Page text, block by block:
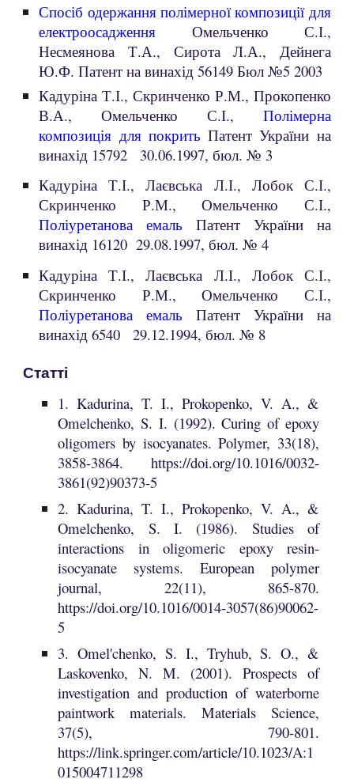
Спосіб одержання полімерної композиції для
електроосадження Омельченко С.І.,
Несмеянова Т.А., Сирота Л.А., Дейнега
Ю.Ф. Патент на винахід 56149 Бюл №5 2003
Кадуріна Т.І., Скринченко Р.М., Прокопенко
В.А., Омельченко С.І., Полімерна
композиція для покрить Патент України на
винахід 15792 30.06.1997, бюл. № 3
Кадуріна Т.І., Лаєвська Л.І., Лобок С.І.,
Скринченко Р.М., Омельченко С.І.,
Поліуретанова емаль Патент України на
винахід 16120 29.08.1997, бюл. № 4
Кадуріна Т.І., Лаєвська Л.І., Лобок С.І.,
Скринченко Р.М., Омельченко С.І.,
Поліуретанова емаль Патент України на
винахід 6540 29.12.1994, бюл. № 8
Статті
1. Kadurina, T. I., Prokopenko, V. A., &
Omelchenko, S. I. (1992). Curing of epoxy
oligomers by isocyanates. Polymer, 33(18),
3858-3864. https://doi.org/10.1016/0032-
3861(92)90373-5
2. Kadurina, T. I., Prokopenko, V. A., &
Omelchenko, S. I. (1986). Studies of
interactions in oligomeric epoxy resin-
isocyanate systems. European polymer
journal, 22(11), 865-870.
https://doi.org/10.1016/0014-3057(86)90062-
5
3. Omel'chenko, S. I., Tryhub, S. O., &
Laskovenko, N. M. (2001). Prospects of
investigation and production of waterborne
paintwork materials. Materials Science,
37(5), 790-801.
https://link.springer.com/article/10.1023/A:1
015004711298